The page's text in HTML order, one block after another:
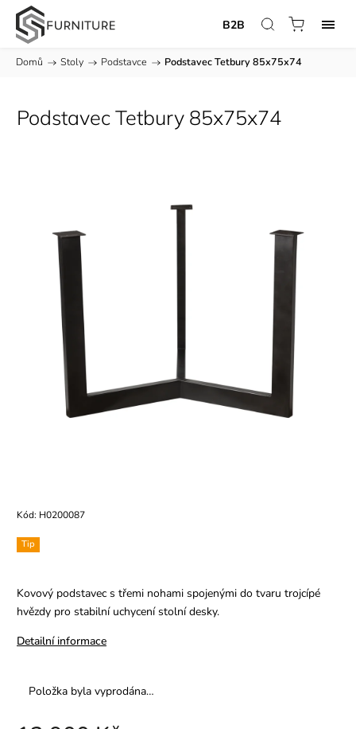
B2B
Domů / Stoly / Podstavce / Podstavec Tetbury 85x75x74
Podstavec Tetbury 85x75x74
Kód: H0200087
Kovový podstavec s třemi nohami spojenými do tvaru trojcípé
hvězdy pro stabilní uchycení stolní desky.
Detailní informace
Tip
Položka byla vyprodána…